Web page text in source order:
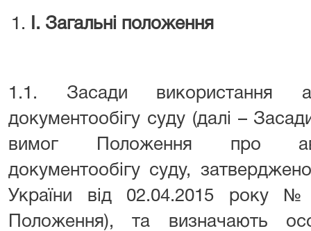
. Загальні положення
1.1. Засади використання
документообігу суду (далі –
вимог Положення про
документообігу суду,
України від 02.04.2015 року
Положення), та визначають